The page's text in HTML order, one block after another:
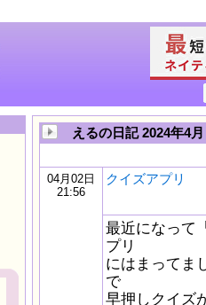
えるの日記 2024年4月
04月02日
21:56
クイズアプリ
最近になって
プリ
にはまってま
で
早押しクイズ